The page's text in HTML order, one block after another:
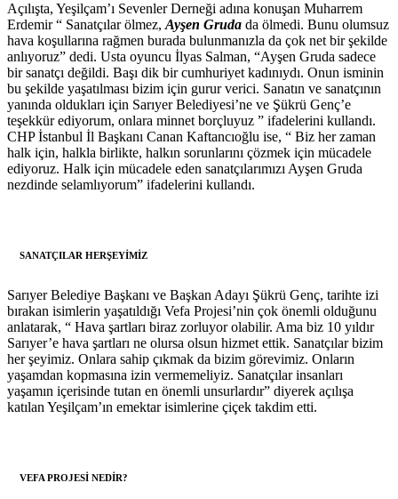
Açılışta, Yeşilçam’ı Sevenler Derneği adına konuşan Muharrem
Erdemir “ Sanatçılar ölmez, Ayşen Gruda da ölmedi. Bunu olumsuz
hava koşullarına rağmen burada bulunmanızla da çok net bir şekilde
anlıyoruz” dedi. Usta oyuncu İlyas Salman, “Ayşen Gruda sadece
bir sanatçı değildi. Başı dik bir cumhuriyet kadınıydı. Onun isminin
bu şekilde yaşatılması bizim için gurur verici. Sanatın ve sanatçının
yanında oldukları için Sarıyer Belediyesi’ne ve Şükrü Genç’e
teşekkür ediyorum, onlara minnet borçluyuz ” ifadelerini kullandı.
CHP İstanbul İl Başkanı Canan Kaftancıoğlu ise, “ Biz her zaman
halk için, halkla birlikte, halkın sorunlarını çözmek için mücadele
ediyoruz. Halk için mücadele eden sanatçılarımızı Ayşen Gruda
nezdinde selamlıyorum” ifadelerini kullandı.
SANATÇILAR HERŞEYİMİZ
Sarıyer Belediye Başkanı ve Başkan Adayı Şükrü Genç, tarihte izi
bırakan isimlerin yaşatıldığı Vefa Projesi’nin çok önemli olduğunu
anlatarak, “ Hava şartları biraz zorluyor olabilir. Ama biz 10 yıldır
Sarıyer’e hava şartları ne olursa olsun hizmet ettik. Sanatçılar bizim
her şeyimiz. Onlara sahip çıkmak da bizim görevimiz. Onların
yaşamdan kopmasına izin vermemeliyiz. Sanatçılar insanları
yaşamın içerisinde tutan en önemli unsurlardır” diyerek açılışa
katılan Yeşilçam’ın emektar isimlerine çiçek takdim etti.
VEFA PROJESİ NEDİR?